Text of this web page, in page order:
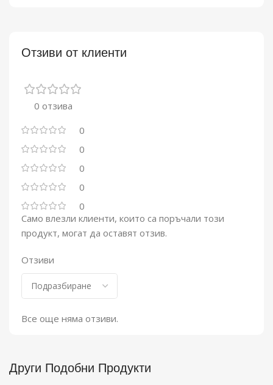
Отзиви от клиенти
0 отзива
0
0
0
0
0
Отзиви
Все още няма отзиви.
Само влезли клиенти, които са поръчали този
продукт, могат да оставят отзив.
Други Подобни Продукти